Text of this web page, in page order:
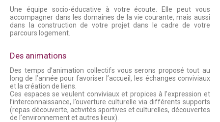
Une équipe socio-éducative à votre écoute. Elle peut vous
accompagner dans les domaines de la vie courante, mais aussi
dans la construction de votre projet dans le cadre de votre
parcours logement.
Des animations
Des temps d’animation collectifs vous serons proposé tout au
long de l’année pour favoriser l’accueil, les échanges conviviaux
et la création de liens.
Ces espaces se veulent conviviaux et propices à l’expression et
l’interconnaissance, l’ouverture culturelle via différents supports
(repas découverte, activités sportives et culturelles, découvertes
de l’environnement et autres lieux).